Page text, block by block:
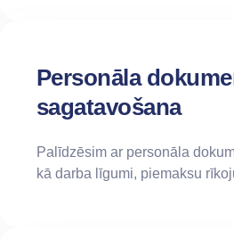
Personāla
sagatavošana
Palīdzēsim ar personāla
kā darba līgumi, piemaksu